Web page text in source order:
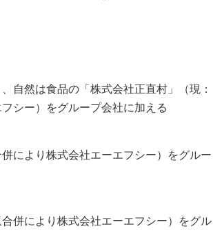
自然は食品の「株式会社正直村」（現：
シー）をグループ会社に加える
により株式会社エーエフシー）をグルー
併により株式会社エーエフシー）をグル